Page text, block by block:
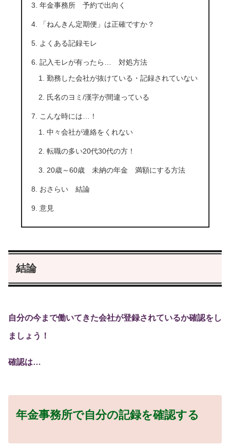
年金事務所 予約で出向く
「ねんきん定期便」は正確ですか？
よくある記録モレ
記入モレが有ったら… 対処方法
勤務した会社が抜けている・記録されていない
氏名のヨミ/漢字が間違っている
こんな時には…！
中々会社が連絡をくれない
転職の多い20代30代の方！
20歳～60歳 未納の年金 満額にする方法
おさらい 結論
意見
結論
自分の今まで働いてきた会社が登録されているか確認をし
ましょう！
確認は…
年金事務所で自分の記録を確認する